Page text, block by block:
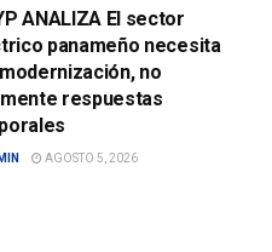
ANALIZA El sector
panameño necesita
no
respuestas
AGOSTO 5, 2026